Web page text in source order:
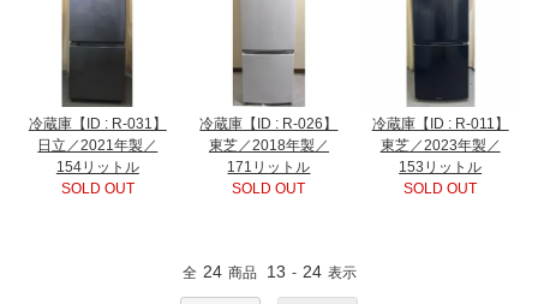
冷蔵庫【ID : R-031】
日立／2021年製／
154リットル
SOLD OUT
冷蔵庫【ID : R-026】
東芝／2018年製／
171リットル
SOLD OUT
冷蔵庫【ID : R-011】
東芝／2023年製／
153リットル
SOLD OUT
全 24 商品 13 - 24 表示